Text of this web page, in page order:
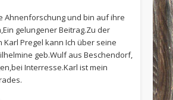
Ahnenforschung und bin auf ihre
gelungener Beitrag.Zu der
Karl Pregel kann Ich über seine
geb.Wulf aus Beschendorf,
Interresse.Karl ist mein